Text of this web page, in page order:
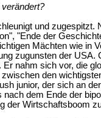
und zugespitzt.
"Ende der
Mächten wie in
zugunsten der USA.
nahm sich vor, die
den
junior, der sich an
dem Ende der
der Wirtschaftsboom